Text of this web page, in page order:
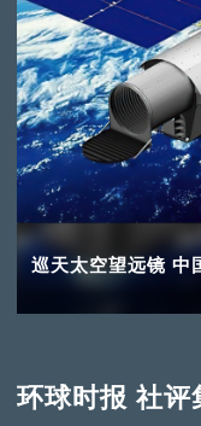
巡天太空望远镜 中
环球时报 社评